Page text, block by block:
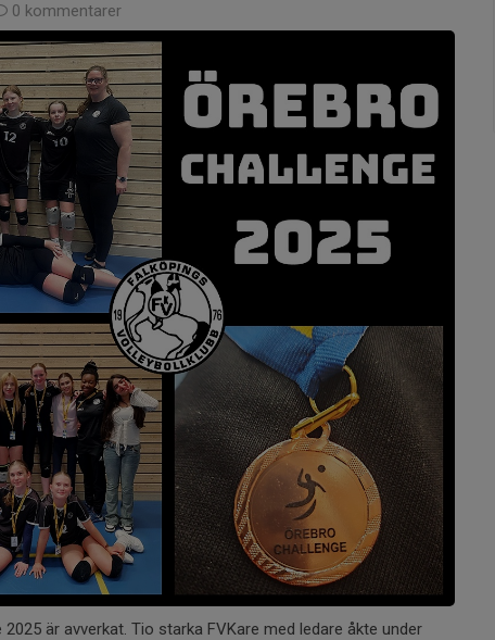
0 kommentarer
2025 är avverkat. Tio starka FVKare med ledare åkte under